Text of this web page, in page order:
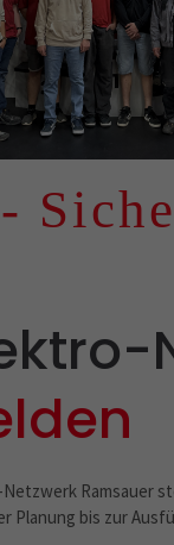
Ramsauer
Planung bis zur